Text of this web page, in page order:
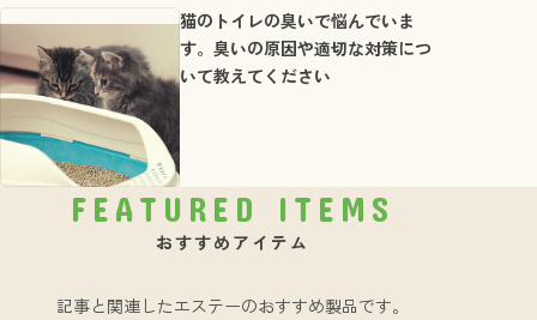
猫のトイレの臭いで悩んでいま
す。臭いの原因や適切な対策につ
いて教えてください
FEATURED ITEMS
おすすめアイテム
記事と関連したエステーのおすすめ製品です。